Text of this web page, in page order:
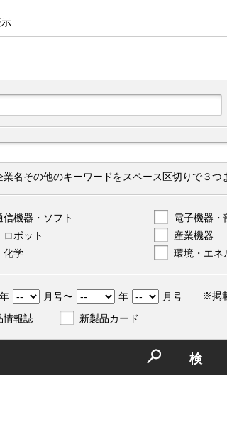
業名その他のキーワードをスペース区切りで３つ
信機器・ソフト 電子機器・
ロボット
産業機器
化学
環境・エネ
年 月号〜 年
月号
情報誌
新製品カード
※掲